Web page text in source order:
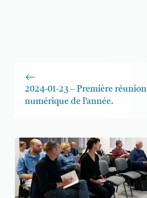
2024-01-23 – Première réunion
numérique de l’année.